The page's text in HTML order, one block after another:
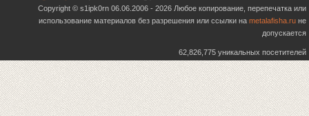
Copyright © s1ipk0rn 06.06.2006 - 2026 Любое копирование, перепечатка или
использование материалов без разрешения или ссылки на metalafisha.ru не
допускается
62,826,775 уникальных посетителей